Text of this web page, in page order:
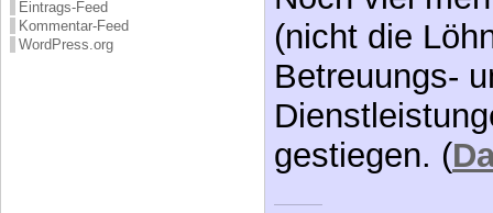
Eintrags-Feed
Kommentar-Feed
WordPress.org
(nicht die
Betreuungs-
gestiegen. (